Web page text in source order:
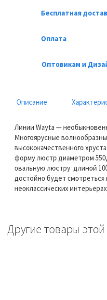
Бесплатная
Оплата
Оптовикам и
Описание
Линии Wayta —
Многоярусные
высококачественного
форму люстр диаметром
овальную люстру длиной
достойно будет смотреться
неоклассических
Другие товары